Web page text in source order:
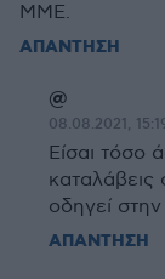
ΜΜΕ.
ΑΠΑΝΤΗΣΗ
@
08.08.2021,
Είσαι τόσο
οδηγεί
ΑΠΑΝΤΗΣΗ